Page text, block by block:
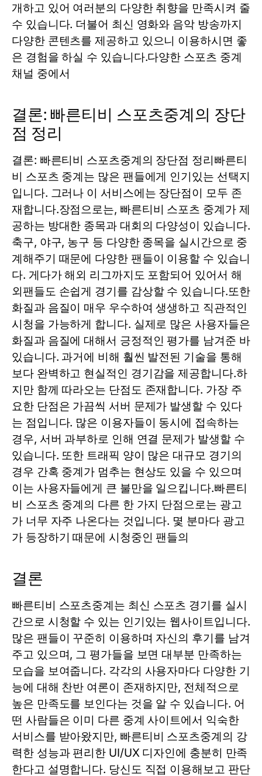
개하고 있어 여러분의 다양한 취향을 만족시켜 줄
수 있습니다. 더불어 최신 영화와 음악 방송까지
다양한 콘텐츠를 제공하고 있으니 이용하시면 좋
은 경험을 하실 수 있습니다.다양한 스포츠 중계
채널 중에서
결론: 빠른티비 스포츠중계의 장단
점 정리
결론: 빠른티비 스포츠중계의 장단점 정리빠른티
비 스포츠 중계는 많은 팬들에게 인기있는 선택지
입니다. 그러나 이 서비스에는 장단점이 모두 존
재합니다.장점으로는, 빠른티비 스포츠 중계가 제
공하는 방대한 종목과 대회의 다양성이 있습니다.
축구, 야구, 농구 등 다양한 종목을 실시간으로 중
계해주기 때문에 다양한 팬들이 이용할 수 있습니
다. 게다가 해외 리그까지도 포함되어 있어서 해
외팬들도 손쉽게 경기를 감상할 수 있습니다.또한
화질과 음질이 매우 우수하여 생생하고 직관적인
시청을 가능하게 합니다. 실제로 많은 사용자들은
화질과 음질에 대해서 긍정적인 평가를 남겨준 바
있습니다. 과거에 비해 훨씬 발전된 기술을 통해
보다 완벽하고 현실적인 경기감을 제공합니다.하
지만 함께 따라오는 단점도 존재합니다. 가장 주
요한 단점은 가끔씩 서버 문제가 발생할 수 있다
는 점입니다. 많은 이용자들이 동시에 접속하는
경우, 서버 과부하로 인해 연결 문제가 발생할 수
있습니다. 또한 트래픽 양이 많은 대규모 경기의
경우 간혹 중계가 멈추는 현상도 있을 수 있으며
이는 사용자들에게 큰 불만을 일으킵니다.빠른티
비 스포츠 중계의 다른 한 가지 단점으로는 광고
가 너무 자주 나온다는 것입니다. 몇 분마다 광고
가 등장하기 때문에 시청중인 팬들의
결론
빠른티비 스포츠중계는 최신 스포츠 경기를 실시
간으로 시청할 수 있는 인기있는 웹사이트입니다.
많은 팬들이 꾸준히 이용하며 자신의 후기를 남겨
주고 있으며, 그 평가들을 보면 대부분 만족하는
모습을 보여줍니다. 각각의 사용자마다 다양한 기
능에 대해 찬반 여론이 존재하지만, 전체적으로
높은 만족도를 보인다는 것을 알 수 있습니다. 어
떤 사람들은 이미 다른 중계 사이트에서 익숙한
서비스를 받아왔지만, 빠른티비 스포츠중계의 강
력한 성능과 편리한 UI/UX 디자인에 충분히 만족
한다고 설명합니다. 당신도 직접 이용해보고 판단